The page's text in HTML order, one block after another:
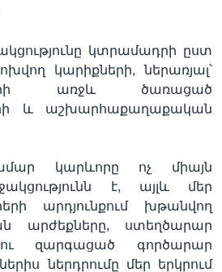
կտրամադրի ըստ
կարիքների, ներառյալ՝
առջև ծառացած
և աշխարհաքաղաքական
կարևորը ոչ միայն
է, այլև մեր
արդյունքում խթանվող
արժեքները, ստեղծարար
զարգացած գործարար
ներդրումը մեր երկրում